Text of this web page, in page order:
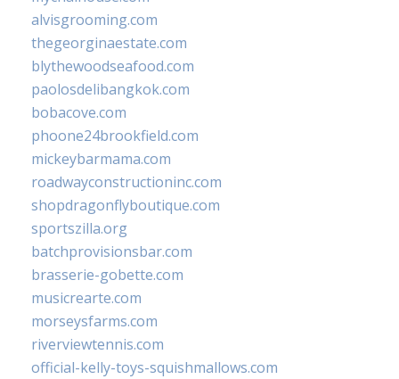
alvisgrooming.com
thegeorginaestate.com
blythewoodseafood.com
paolosdelibangkok.com
bobacove.com
phoone24brookfield.com
mickeybarmama.com
roadwayconstructioninc.com
shopdragonflyboutique.com
sportszilla.org
batchprovisionsbar.com
brasserie-gobette.com
musicrearte.com
morseysfarms.com
riverviewtennis.com
official-kelly-toys-squishmallows.com